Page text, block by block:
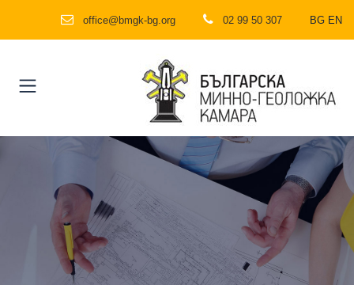
office@bmgk-bg.org 02 99 50 307 BG EN